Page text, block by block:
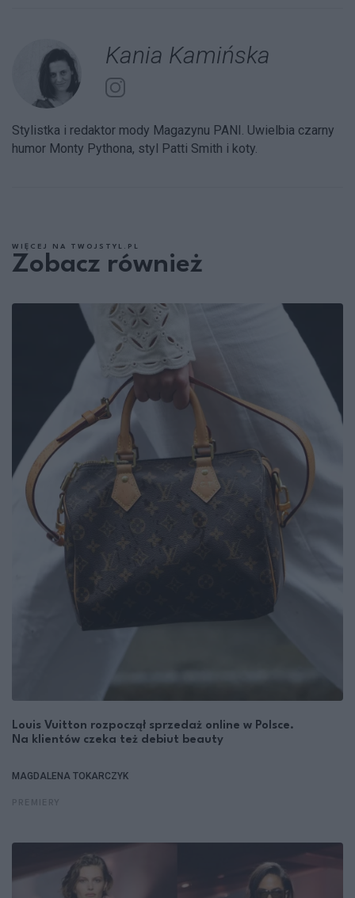
Kania Kamińska
Stylistka i redaktor mody Magazynu PANI. Uwielbia czarny
humor Monty Pythona, styl Patti Smith i koty.
WIĘCEJ NA TWOJSTYL.PL
Zobacz również
Louis Vuitton rozpoczął sprzedaż online w Polsce.
Na klientów czeka też debiut beauty
MAGDALENA TOKARCZYK